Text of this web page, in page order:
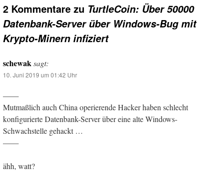
2 Kommentare zu TurtleCoin: Über 50000
Datenbank-Server über Windows-Bug mit
Krypto-Minern infiziert
schewaksagt:
10. Juni 2019 um 01:42 Uhr
——
Mutmaßlich auch China operierende Hacker haben schlecht
konfigurierte Datenbank-Server über eine alte Windows-
Schwachstelle gehackt …
——
ähh, watt?